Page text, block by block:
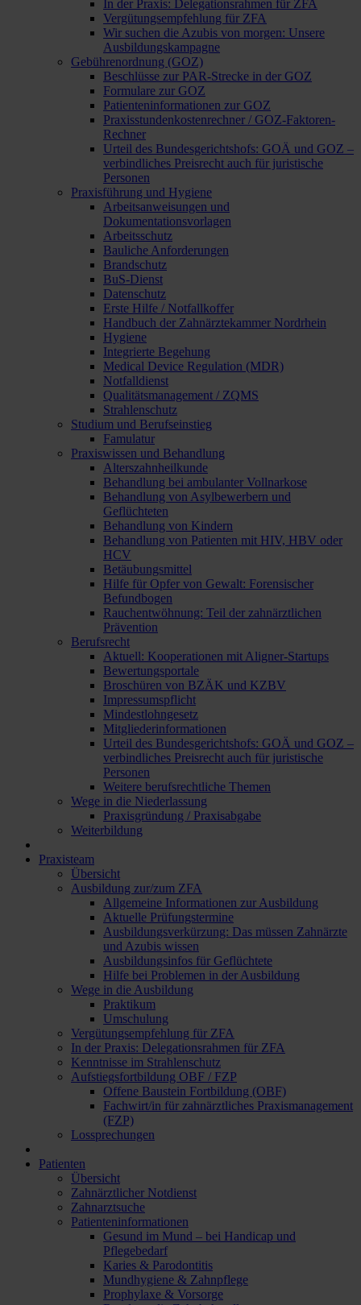
In der Praxis: Delegationsrahmen für ZFA
Vergütungsempfehlung für ZFA
Wir suchen die Azubis von morgen: Unsere
Ausbildungskampagne
Gebührenordnung (GOZ)
Beschlüsse zur PAR-Strecke in der GOZ
Formulare zur GOZ
Patienteninformationen zur GOZ
Praxisstundenkostenrechner / GOZ-Faktoren-
Rechner
Urteil des Bundesgerichtshofs: GOÄ und GOZ –
verbindliches Preisrecht auch für juristische
Personen
Praxisführung und Hygiene
Arbeitsanweisungen und
Dokumentationsvorlagen
Arbeitsschutz
Bauliche Anforderungen
Brandschutz
BuS-Dienst
Datenschutz
Erste Hilfe / Notfallkoffer
Handbuch der Zahnärztekammer Nordrhein
Hygiene
Integrierte Begehung
Medical Device Regulation (MDR)
Notfalldienst
Qualitätsmanagement / ZQMS
Strahlenschutz
Studium und Berufseinstieg
Famulatur
Praxiswissen und Behandlung
Alterszahnheilkunde
Behandlung bei ambulanter Vollnarkose
Behandlung von Asylbewerbern und
Geflüchteten
Behandlung von Kindern
Behandlung von Patienten mit HIV, HBV oder
HCV
Betäubungsmittel
Hilfe für Opfer von Gewalt: Forensischer
Befundbogen
Rauchentwöhnung: Teil der zahnärztlichen
Prävention
Berufsrecht
Aktuell: Kooperationen mit Aligner-Startups
Bewertungsportale
Broschüren von BZÄK und KZBV
Impressumspflicht
Mindestlohngesetz
Mitgliederinformationen
Urteil des Bundesgerichtshofs: GOÄ und GOZ –
verbindliches Preisrecht auch für juristische
Personen
Weitere berufsrechtliche Themen
Wege in die Niederlassung
Praxisgründung / Praxisabgabe
Weiterbildung
Praxisteam
Übersicht
Ausbildung zur/zum ZFA
Allgemeine Informationen zur Ausbildung
Aktuelle Prüfungstermine
Ausbildungsverkürzung: Das müssen Zahnärzte
und Azubis wissen
Ausbildungsinfos für Geflüchtete
Hilfe bei Problemen in der Ausbildung
Wege in die Ausbildung
Praktikum
Umschulung
Vergütungsempfehlung für ZFA
In der Praxis: Delegationsrahmen für ZFA
Kenntnisse im Strahlenschutz
Aufstiegsfortbildung OBF / FZP
Offene Baustein Fortbildung (OBF)
Fachwirt/in für zahnärztliches Praxismanagement
(FZP)
Lossprechungen
Patienten
Übersicht
Zahnärztlicher Notdienst
Zahnarztsuche
Patienteninformationen
Gesund im Mund – bei Handicap und
Pflegebedarf
Karies & Parodontitis
Mundhygiene & Zahnpflege
Prophylaxe & Vorsorge